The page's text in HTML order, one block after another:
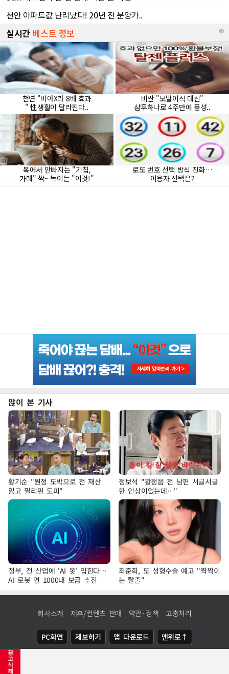
광
고
삭
제
많이 본 기사
황기순 "원정 도박으로 전 재산
잃고 필리핀 도피"
정보석 "황정음 전 남편 서글서글
한 인상이었는데…"
정부, 전 산업에 'AI 옷' 입힌다…
AI 로봇 연 1000대 보급 추진
최준희, 또 성형수술 예고 "짝짝이
눈 탈출"
회사소개 제휴/컨텐츠 판매 약관·정책 고충처리
PC화면 제보하기 앱 다운로드 맨위로↑